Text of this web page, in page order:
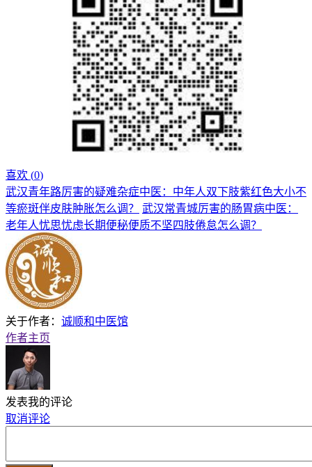
喜欢 (0)
武汉青年路厉害的疑难杂症中医：中年人双下肢紫红色大小不
等瘀斑伴皮肤肿胀怎么调？
武汉常青城厉害的肠胃病中医：
老年人忧思忧虑长期便秘便质不坚四肢倦怠怎么调？
关于作者： 诚顺和中医馆
作者主页
发表我的评论
取消评论